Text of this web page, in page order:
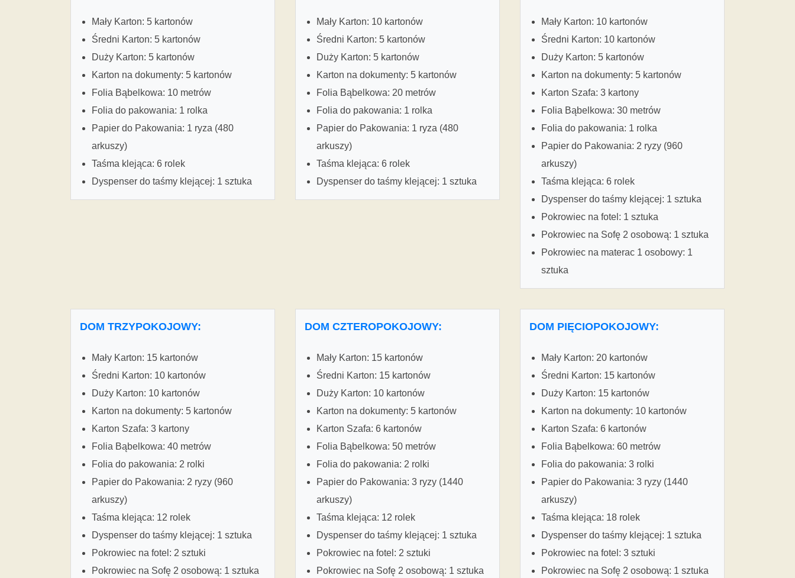
Mały Karton: 5 kartonów
Średni Karton: 5 kartonów
Duży Karton: 5 kartonów
Karton na dokumenty: 5 kartonów
Folia Bąbelkowa: 10 metrów
Folia do pakowania: 1 rolka
Papier do Pakowania: 1 ryza (480
arkuszy)
Taśma klejąca: 6 rolek
Dyspenser do taśmy klejącej: 1 sztuka
Mały Karton: 10 kartonów
Średni Karton: 5 kartonów
Duży Karton: 5 kartonów
Karton na dokumenty: 5 kartonów
Folia Bąbelkowa: 20 metrów
Folia do pakowania: 1 rolka
Papier do Pakowania: 1 ryza (480
arkuszy)
Taśma klejąca: 6 rolek
Dyspenser do taśmy klejącej: 1 sztuka
Mały Karton: 10 kartonów
Średni Karton: 10 kartonów
Duży Karton: 5 kartonów
Karton na dokumenty: 5 kartonów
Karton Szafa: 3 kartony
Folia Bąbelkowa: 30 metrów
Folia do pakowania: 1 rolka
Papier do Pakowania: 2 ryzy (960
arkuszy)
Taśma klejąca: 6 rolek
Dyspenser do taśmy klejącej: 1 sztuka
Pokrowiec na fotel: 1 sztuka
Pokrowiec na Sofę 2 osobową: 1 sztuka
Pokrowiec na materac 1 osobowy: 1
sztuka
DOM TRZYPOKOJOWY:
Mały Karton: 15 kartonów
Średni Karton: 10 kartonów
Duży Karton: 10 kartonów
Karton na dokumenty: 5 kartonów
Karton Szafa: 3 kartony
Folia Bąbelkowa: 40 metrów
Folia do pakowania: 2 rolki
Papier do Pakowania: 2 ryzy (960
arkuszy)
Taśma klejąca: 12 rolek
Dyspenser do taśmy klejącej: 1 sztuka
Pokrowiec na fotel: 2 sztuki
Pokrowiec na Sofę 2 osobową: 1 sztuka
DOM CZTEROPOKOJOWY:
Mały Karton: 15 kartonów
Średni Karton: 15 kartonów
Duży Karton: 10 kartonów
Karton na dokumenty: 5 kartonów
Karton Szafa: 6 kartonów
Folia Bąbelkowa: 50 metrów
Folia do pakowania: 2 rolki
Papier do Pakowania: 3 ryzy (1440
arkuszy)
Taśma klejąca: 12 rolek
Dyspenser do taśmy klejącej: 1 sztuka
Pokrowiec na fotel: 2 sztuki
Pokrowiec na Sofę 2 osobową: 1 sztuka
DOM PIĘCIOPOKOJOWY:
Mały Karton: 20 kartonów
Średni Karton: 15 kartonów
Duży Karton: 15 kartonów
Karton na dokumenty: 10 kartonów
Karton Szafa: 6 kartonów
Folia Bąbelkowa: 60 metrów
Folia do pakowania: 3 rolki
Papier do Pakowania: 3 ryzy (1440
arkuszy)
Taśma klejąca: 18 rolek
Dyspenser do taśmy klejącej: 1 sztuka
Pokrowiec na fotel: 3 sztuki
Pokrowiec na Sofę 2 osobową: 1 sztuka